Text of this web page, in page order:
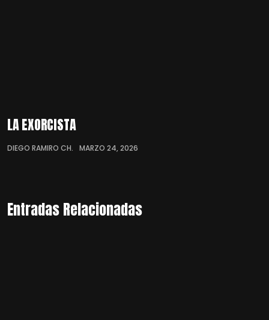
LA EXORCISTA
DIEGO RAMIRO CH. MARZO 24, 2026
Entradas Relacionadas